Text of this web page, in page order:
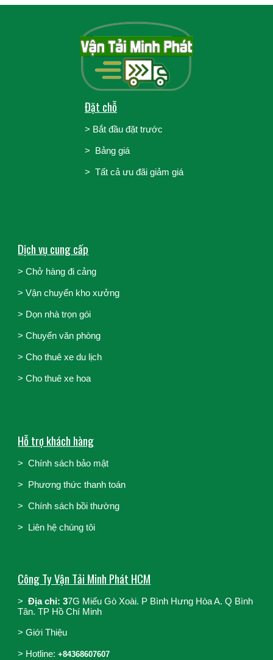
Đặt chỗ
> Bắt đầu đặt trước
> Bảng giá
> Tất cả ưu đãi giảm giá
Dịch vụ cung cấp
> Chở hàng đi cảng
>Vận chuyển kho xưởng
> Dọn nhà trọn gói
>Chuyển văn phòng
>Cho thuê xe du lịch
>Cho thuê xe hoa
Hỗ trợ khách hàng
> Chính sách bảo mật
> Phương thức thanh toán
>Chính sách bồi thường
> Liên hệ chúng tôi
Công Ty Vận Tải Minh Phát HCM
>Địa chỉ: 37G Miếu Gò Xoài. P Bình Hưng Hòa A. Q Bình
Tân. TP Hồ Chí Minh
>Giới Thiệu
> Hotline: +84368607607